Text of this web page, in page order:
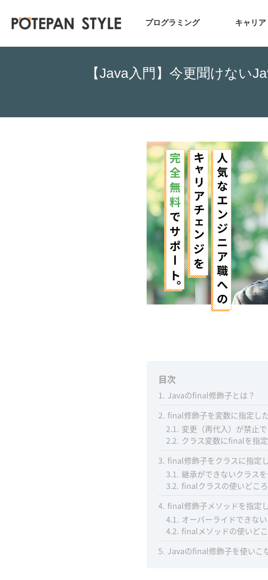
プログラミング キャリア
【Java入門】今更聞けない
目次
1 Javaのfinal修飾子とは？
2 final修飾子を変数に指定し
2.1 変更（再代入）が禁止
2.2 クラス変数にfinalを指
3 final修飾子をクラスに指定
3.1 継承ができないクラス
3.2 finalクラスの使いどこ
4 final修飾子メソッドを指定
4.1 オーバーライドできな
4.2 finalメソッドの使いど
5 Javaのfinal修飾子を使いこ